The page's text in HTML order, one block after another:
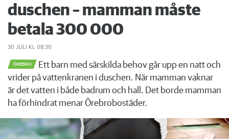
duschen – mamman måste
betala 300 000
30 JULI KL 08:30
ÖREBRO
Ett barn med särskilda behov går upp en natt och
vrider på vattenkranen i duschen. När mamman vaknar
är det vatten i både badrum och hall. Det borde mamman
ha förhindrat menar Örebrobostäder.